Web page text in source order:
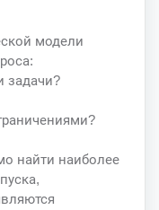
модели
задачи?
найти наиболее